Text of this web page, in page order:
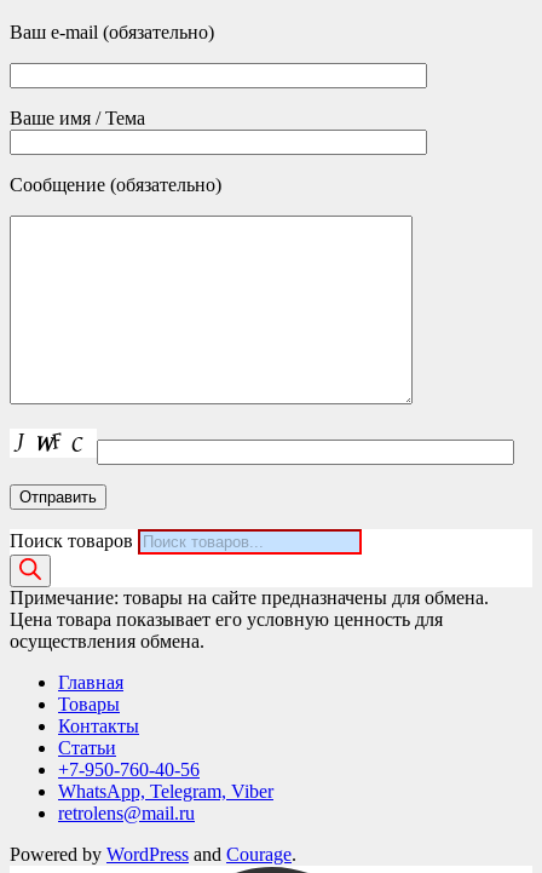
Ваш e-mail (обязательно)
Ваше имя / Тема
Сообщение (обязательно)
Поиск товаров
Примечание: товары на сайте предназначены для обмена.
Цена товара показывает его условную ценность для
осуществления обмена.
Главная
Товары
Контакты
Статьи
+7-950-760-40-56
WhatsApp, Telegram, Viber
retrolens@mail.ru
Powered by WordPress and Courage.